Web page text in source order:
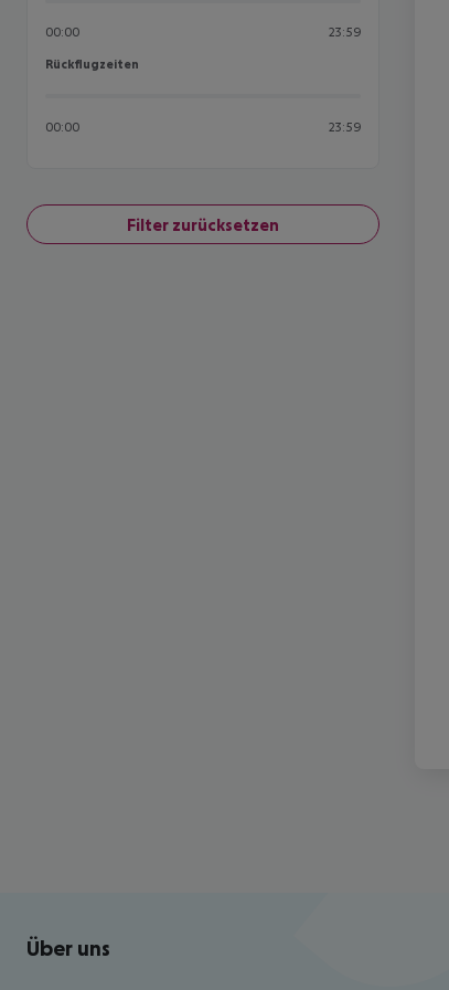
00:00 23:59
Rückflugzeiten
Rückflugzeiten
00:00 23:59
Filter zurücksetzen
Footer navigation
Über uns